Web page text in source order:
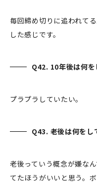
毎回締め切りに追われて
した感じです。
Q42. 10年後は何を
プラプラしていたい。
Q43. 老後は何をし
老後っていう概念が嫌な
てたほうがいいと思う。